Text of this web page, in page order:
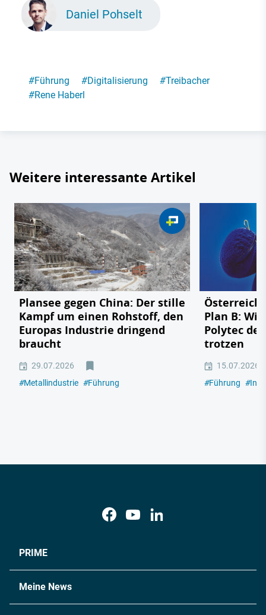
Daniel Pohselt
#Führung #Digitalisierung #Treibacher
#Rene Haberl
Weitere interessante Artikel
Plansee gegen China: Der stille
Kampf um einen Rohstoff, den
Europas Industrie dringend
braucht
29.07.2026
#Metallindustrie #Führung
Plan B:
Polytec
trotzen
15.07.2026
#Führung #
PRIME
Meine News